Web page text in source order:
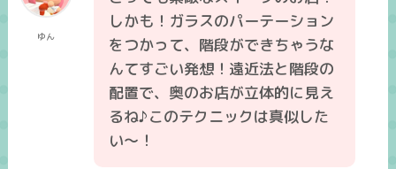
ゆん
しかも！ガラスのパーテーション
をつかって、階段ができちゃうな
んてすごい発想！遠近法と階段の
配置で、奥のお店が立体的に見え
るね♪このテクニックは真似した
い～！